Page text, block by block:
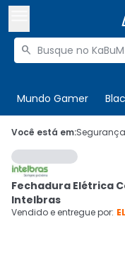
Buscar produtos

Mundo Gamer
 Olá. Acesse
 Departamentos
Cupons
Você está em:Segurança
Fechadura Elétrica
Intelbras
Vendido e entregue por: